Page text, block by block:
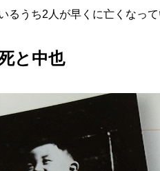
るうち2人が早くに亡くなって
と中也